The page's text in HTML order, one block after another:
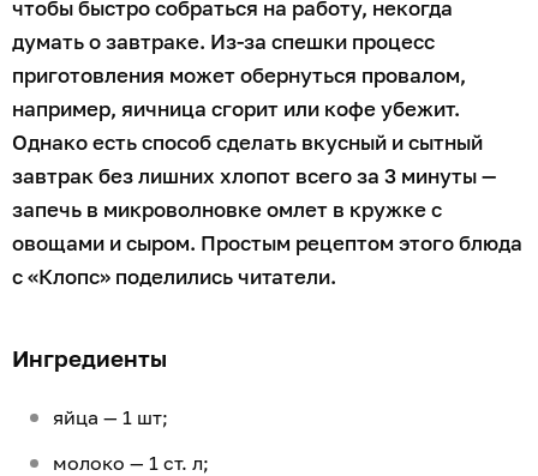
чтобы быстро собраться на работу, некогда
думать о завтраке. Из-за спешки процесс
приготовления может обернуться провалом,
например, яичница сгорит или кофе убежит.
Однако есть способ сделать вкусный и сытный
завтрак без лишних хлопот всего за 3 минуты —
запечь в микроволновке омлет в кружке с
овощами и сыром. Простым рецептом этого блюда
с «Клопс» поделились читатели.
Ингредиенты
яйца — 1 шт;
молоко — 1 ст. л;